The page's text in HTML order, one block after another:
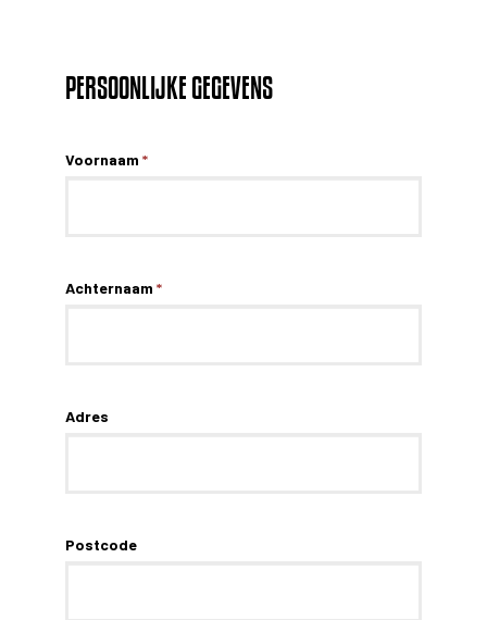
PERSOONLIJKE GEGEVENS
Voornaam *
Achternaam *
Adres
Postcode